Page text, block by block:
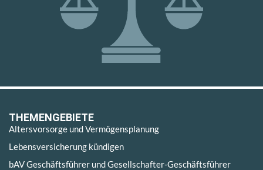
THEMENGEBIETE
Altersvorsorge und Vermögensplanung
Lebensversicherung kündigen
bAV Geschäftsführer und Gesellschafter-Geschäftsführer